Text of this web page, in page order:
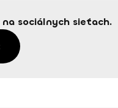
sociálnych sieťach.